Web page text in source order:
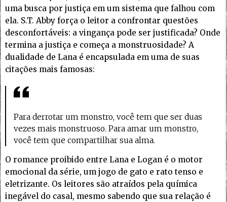
uma busca por justiça em um sistema que falhou com
ela. S.T. Abby força o leitor a confrontar questões
desconfortáveis: a vingança pode ser justificada? Onde
termina a justiça e começa a monstruosidade? A
dualidade de Lana é encapsulada em uma de suas
citações mais famosas:
Para derrotar um monstro, você tem que ser duas
vezes mais monstruoso. Para amar um monstro,
você tem que compartilhar sua alma.
O romance proibido entre Lana e Logan é o motor
emocional da série, um jogo de gato e rato tenso e
eletrizante. Os leitores são atraídos pela química
inegável do casal, mesmo sabendo que sua relação é